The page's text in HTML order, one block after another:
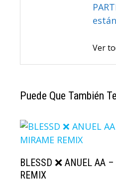
Ver
Puede Que También
BLESSD ❌ ANUEL AA
REMIX